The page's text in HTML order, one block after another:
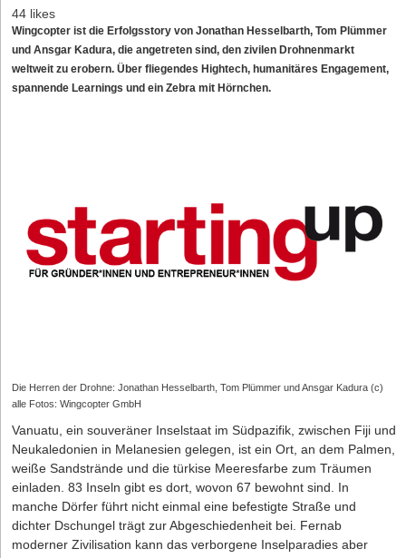
44 likes
Wingcopter ist die Erfolgsstory von Jonathan Hesselbarth, Tom Plümmer
und Ansgar Kadura, die angetreten sind, den zivilen Drohnenmarkt
weltweit zu erobern. Über fliegendes Hightech, humanitäres Engagement,
spannende Learnings und ein Zebra mit Hörnchen.
Die Herren der Drohne: Jonathan Hesselbarth, Tom Plümmer und Ansgar Kadura (c)
alle Fotos: Wingcopter GmbH
Vanuatu, ein souveräner Inselstaat im Süd­pazifik, zwischen Fiji und
Neukaledonien in Melanesien gelegen, ist ein Ort, an dem Palmen,
weiße Sandstrände und die türkise Meeresfarbe zum Träumen
einladen. 83 Inseln gibt es dort, wovon 67 bewohnt sind. In
manche Dörfer führt nicht einmal eine befestigte Straße und
dichter Dschungel trägt zur Abgeschiedenheit bei. Fernab
moderner Zivilisation kann das verborgene Inselpara­dies aber